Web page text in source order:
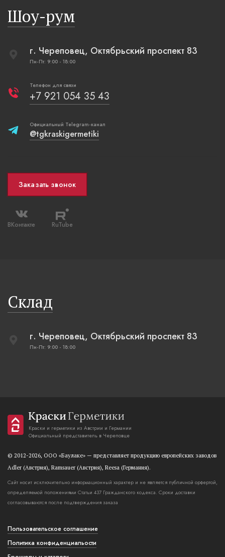
Шоу-рум
г. Череповец, Октябрьский проспект 83
Пн-Пт: 9:00 - 18:00
Телефон для связи
+7 921 054 35 43
Официальный Telegram-канал
@tgkraskigermetiki
Заказать звонок
ВКонтакте RuTube
Склад
г. Череповец, Октябрьский проспект 83
Пн-Пт: 9:00 - 18:00
Краски и герметики из Австрии и Германии
Официальный представитель в Череповце
© 2012-2026, OOO «Баулаке» — представляет продукцию европейских заводов
Adler (Австрия), Ramsauer (Австрия), Reesa (Германия).
Сайт носит исключительно информационный характер и не является публичной орфертой,
определяемой положениями Статьи 437 Гражданского кодекса. Сроки доставки
согласовываются после подтверждения заказа
Пользовательское соглашение
Политика конфиденциальости